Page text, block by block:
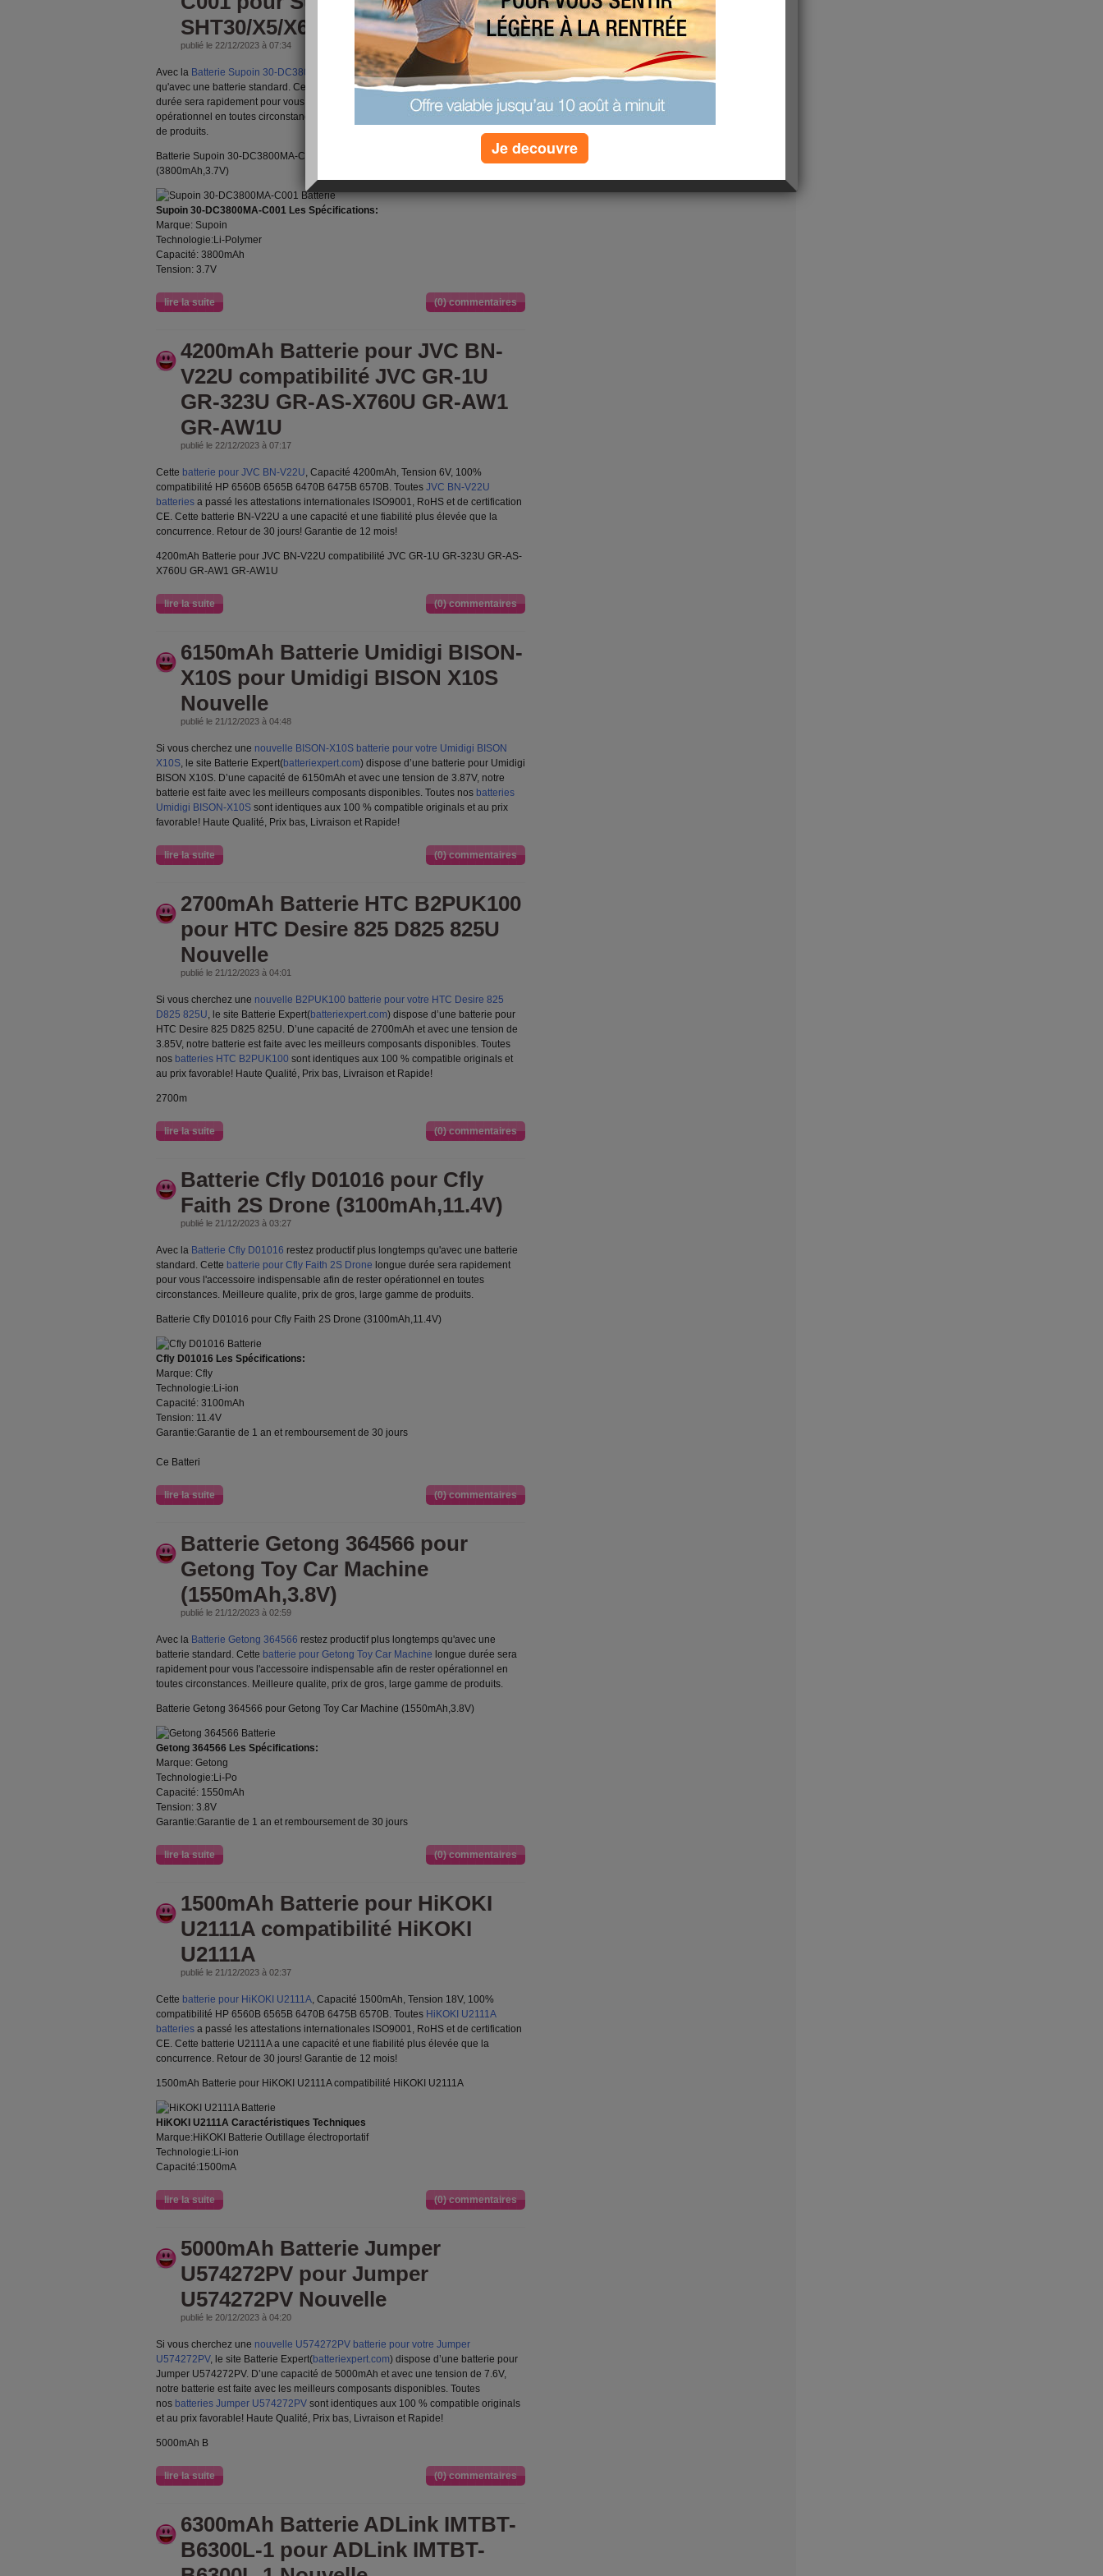
SHT30/X5/X6/X7 (3800mAh,3.7V)
publié le 22/12/2023 à 07:34
Avec la Batterie Supoin 30-DC3800MA-C001restez productif plus longtemps
qu'avec une batterie standard. Cette
batterie pour Supoin SHT30/X5/X6/X7longue
durée sera rapidement pour vous l'accessoire indispensable afin de rester
opérationnel en toutes circonstances. Meilleure qualite, prix de gros, large gamme
de produits.
Batterie Supoin 30-DC3800MA-C001 pour Supoin SHT30/X5/X6/X7
(3800mAh,3.7V)
Supoin 30-DC3800MA-C001 Les Spécifications:
Marque: Supoin
Technologie:Li-Polymer
Capacité: 3800mAh
Tension: 3.7V
lire la suite (0) commentaires
4200mAh Batterie pour JVC BN-
V22U compatibilité JVC GR-1U
GR-323U GR-AS-X760U GR-AW1
GR-AW1U
publié le 22/12/2023 à 07:17
Cette batterie pour JVC BN-V22U, Capacité 4200mAh, Tension 6V, 100%
compatibilité HP 6560B 6565B 6470B 6475B 6570B. Toutes JVC BN-V22U
batteries a passé les attestations internationales ISO9001, RoHS et de certification
CE. Cette batterie BN-V22U a une capacité et une fiabilité plus élevée que la
concurrence. Retour de 30 jours! Garantie de 12 mois!
4200mAh Batterie pour JVC BN-V22U compatibilité JVC GR-1U GR-323U GR-AS-
X760U GR-AW1 GR-AW1U
lire la suite (0) commentaires
6150mAh Batterie Umidigi BISON-
X10S pour Umidigi BISON X10S
Nouvelle
publié le 21/12/2023 à 04:48
Si vous cherchez une nouvelle BISON-X10S batterie pour votre Umidigi BISON
X10S, le site Batterie Expert(batteriexpert.com) dispose d’une batterie pour Umidigi
BISON X10S. D’une capacité de 6150mAh et avec une tension de 3.87V, notre
batterie est faite avec les meilleurs composants disponibles. Toutes nos batteries
Umidigi BISON-X10S sont identiques aux 100 % compatible originals et au prix
favorable! Haute Qualité, Prix bas, Livraison et Rapide!
lire la suite (0) commentaires
2700mAh Batterie HTC B2PUK100
pour HTC Desire 825 D825 825U
Nouvelle
publié le 21/12/2023 à 04:01
Si vous cherchez une nouvelle B2PUK100 batterie pour votre HTC Desire 825
D825 825U, le site Batterie Expert(batteriexpert.com) dispose d’une batterie pour
HTC Desire 825 D825 825U. D’une capacité de 2700mAh et avec une tension de
3.85V, notre batterie est faite avec les meilleurs composants disponibles. Toutes
nos batteries HTC B2PUK100 sont identiques aux 100 % compatible originals et
au prix favorable! Haute Qualité, Prix bas, Livraison et Rapide!
2700m
lire la suite (0) commentaires
Batterie Cfly D01016 pour Cfly
Faith 2S Drone (3100mAh,11.4V)
publié le 21/12/2023 à 03:27
Avec la Batterie Cfly D01016 restez productif plus longtemps qu'avec une batterie
standard. Cette batterie pour Cfly Faith 2S Drone longue durée sera rapidement
pour vous l'accessoire indispensable afin de rester opérationnel en toutes
circonstances. Meilleure qualite, prix de gros, large gamme de produits.
Batterie Cfly D01016 pour Cfly Faith 2S Drone (3100mAh,11.4V)
Cfly D01016 Les Spécifications:
Marque: Cfly
Technologie:Li-ion
Capacité: 3100mAh
Tension: 11.4V
Garantie:Garantie de 1 an et remboursement de 30 jours
Ce Batteri
lire la suite (0) commentaires
Batterie Getong 364566 pour
Getong Toy Car Machine
(1550mAh,3.8V)
publié le 21/12/2023 à 02:59
Avec la Batterie Getong 364566 restez productif plus longtemps qu'avec une
batterie standard. Cette batterie pour Getong Toy Car Machine longue durée sera
rapidement pour vous l'accessoire indispensable afin de rester opérationnel en
toutes circonstances. Meilleure qualite, prix de gros, large gamme de produits.
Batterie Getong 364566 pour Getong Toy Car Machine (1550mAh,3.8V)
Getong 364566 Les Spécifications:
Marque: Getong
Technologie:Li-Po
Capacité: 1550mAh
Tension: 3.8V
Garantie:Garantie de 1 an et remboursement de 30 jours
lire la suite (0) commentaires
1500mAh Batterie pour HiKOKI
U2111A compatibilité HiKOKI
U2111A
publié le 21/12/2023 à 02:37
Cette batterie pour HiKOKI U2111A, Capacité 1500mAh, Tension 18V, 100%
compatibilité HP 6560B 6565B 6470B 6475B 6570B. Toutes HiKOKI U2111A
batteries a passé les attestations internationales ISO9001, RoHS et de certification
CE. Cette batterie U2111A a une capacité et une fiabilité plus élevée que la
concurrence. Retour de 30 jours! Garantie de 12 mois!
1500mAh Batterie pour HiKOKI U2111A compatibilité HiKOKI U2111A
HiKOKI U2111A Caractéristiques Techniques
Marque:HiKOKI Batterie Outillage électroportatif
Technologie:Li-ion
Capacité:1500mA
lire la suite (0) commentaires
5000mAh Batterie Jumper
U574272PV pour Jumper
U574272PV Nouvelle
publié le 20/12/2023 à 04:20
Si vous cherchez une nouvelle U574272PV batterie pour votre Jumper
U574272PV, le site Batterie Expert(batteriexpert.com) dispose d’une batterie pour
Jumper U574272PV. D’une capacité de 5000mAh et avec une tension de 7.6V,
notre batterie est faite avec les meilleurs composants disponibles. Toutes
nos batteries Jumper U574272PV sont identiques aux 100 % compatible originals
et au prix favorable! Haute Qualité, Prix bas, Livraison et Rapide!
5000mAh B
lire la suite (0) commentaires
6300mAh Batterie ADLink IMTBT-
B6300L-1 pour ADLink IMTBT-
Je decouvre